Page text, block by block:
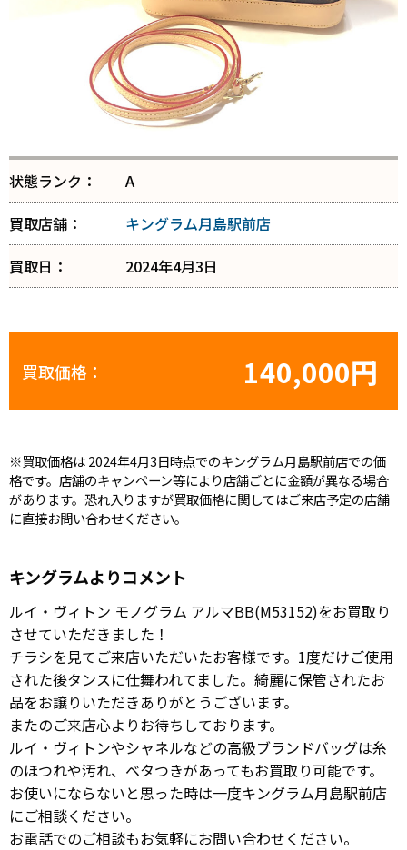
状態ランク：
A
買取店舗：
キングラム月島駅前店
買取日：
2024年4月3日
買取価格： 140,000円
※買取価格は 2024年4月3日時点でのキングラム月島駅前店での価
格です。店舗のキャンペーン等により店舗ごとに金額が異なる場合
があります。恐れ入りますが買取価格に関してはご来店予定の店舗
に直接お問い合わせください。
キングラムよりコメント
ルイ・ヴィトン モノグラム アルマBB(M53152)をお買取り
させていただきました！
チラシを見てご来店いただいたお客様です。1度だけご使用
された後タンスに仕舞われてました。綺麗に保管されたお
品をお譲りいただきありがとうございます。
またのご来店心よりお待ちしております。
ルイ・ヴィトンやシャネルなどの高級ブランドバッグは糸
のほつれや汚れ、ベタつきがあってもお買取り可能です。
お使いにならないと思った時は一度キングラム月島駅前店
にご相談ください。
お電話でのご相談もお気軽にお問い合わせください。